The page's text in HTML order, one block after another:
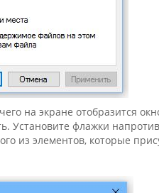
на экране отобразится
Установите флажки
из элементов, которые